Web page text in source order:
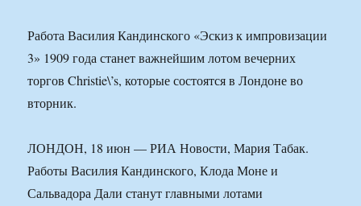
Работа Василия Кандинского «Эскиз к импровизации
3» 1909 года станет важнейшим лотом вечерних
торгов Christie\’s, которые состоятся в Лондоне во
вторник.
ЛОНДОН, 18 июн — РИА Новости, Мария Табак.
Работы Василия Кандинского, Клода Моне и
Сальвадора Дали станут главными лотами